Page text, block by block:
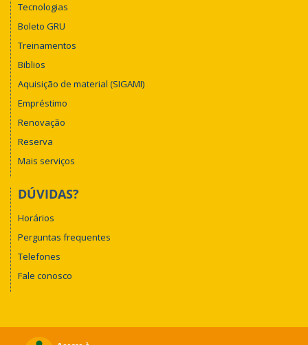
Tecnologias
Boleto GRU
Treinamentos
Biblios
Aquisição de material (SIGAMI)
Empréstimo
Renovação
Reserva
Mais serviços
DÚVIDAS?
Horários
Perguntas frequentes
Telefones
Fale conosco